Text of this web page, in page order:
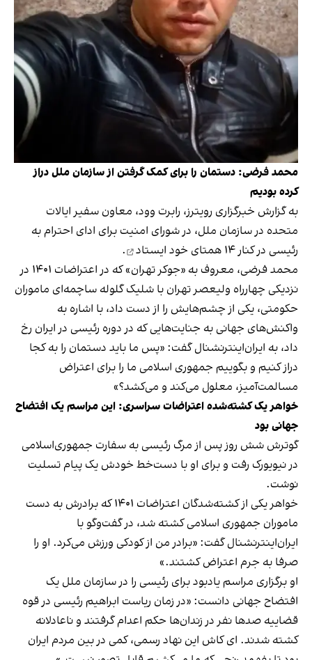
محمد فرضی: دستمان را برای کمک گرفتن از سازمان ملل دراز
کرده بودیم
به گزارش خبرگزاری رویترز، رابرت وود، معاون سفیر ایالات
متحده در سازمان ملل، در شورای امنیت برای ادای احترام به
رئیسی در کنار ۱۴ همتای خود
ایستاد
.
محمد فرضی، معروف به «جوکر تهران» که در اعتراضات ۱۴۰۱ در
نزدیکی چهارراه ولیعصر تهران با شلیک گلوله ساچمه‌ای ماموران
حکومتی، یکی از چشم‌هایش را از دست داد، با اشاره به
واکنش‌های جهانی به جنایت‌هایی که در دوره رئیسی در ایران رخ
داد، به ایران‌اینترنشنال گفت: «پس ما باید دستمان را به کجا
دراز کنیم و بگوییم جمهوری اسلامی ما را برای اعتراض
مسالمت‌آمیز، معلول می‌کند و می‌کشد؟»
خواهر یک کشته‌شده اعتراضات سراسری: این مراسم یک افتضاح
جهانی بود
گوترش شش روز پس از مرگ رئیسی به سفارت جمهوری‌اسلامی
در نیویورک رفت و برای او با دست‌خط خودش یک پیام تسلیت
نوشت.
خواهر یکی از کشته‌شدگان اعتراضات ۱۴۰۱ که برادرش به دست
ماموران جمهوری اسلامی کشته شد، در گفت‌وگو با
ایران‌اینترنشنال گفت: «برادر من از کودکی ورزش می‌کرد. او را
صرفا به جرم اعتراض کشتند.»
او برگزاری مراسم یادبود برای رئیسی را در سازمان ملل یک
افتضاح جهانی دانست: «در زمان ریاست ابراهیم رئیسی در قوه
قضاییه صدها نفر در زندان‌ها حکم اعدام گرفتند و ناعادلانه
کشته شدند. ای کاش این نهاد رسمی، کمی در بین مردم ایران